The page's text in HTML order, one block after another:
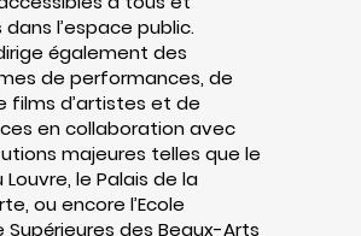
l’espace public.
également des
de performances, de
films d’artistes et de
en collaboration avec
majeures telles que le
Louvre, le Palais de la
ou encore l’Ecole
Supérieures des Beaux-Arts